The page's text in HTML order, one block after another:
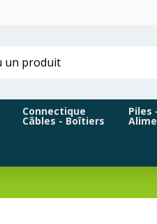
Connectique
Câbles - Boîtiers
Piles